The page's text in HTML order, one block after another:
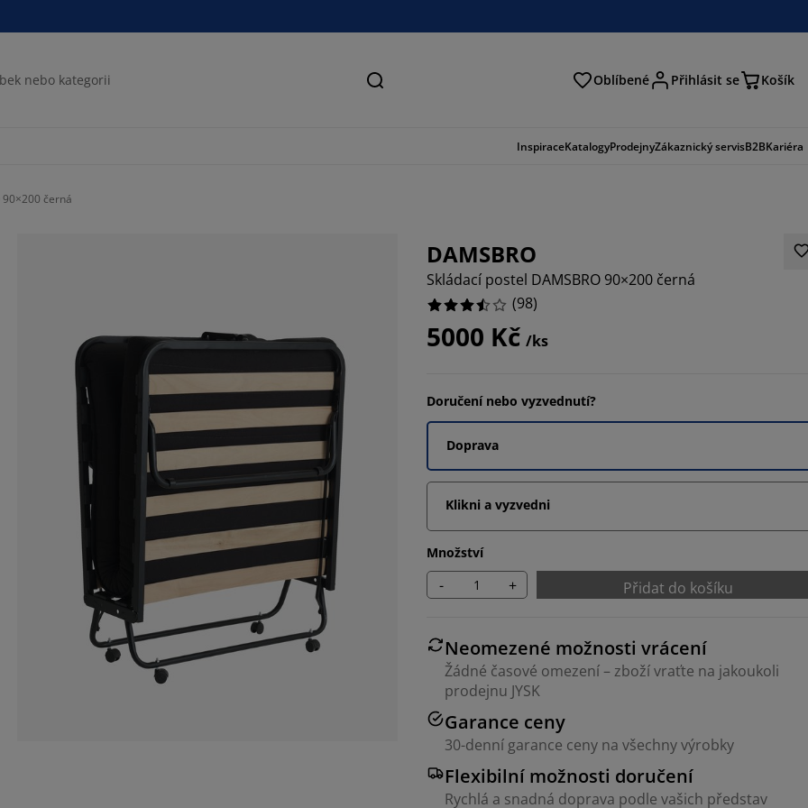
Hledat Oblíbené Přihlásit se Košík
InspiraceKatalogyProdejnyZákaznický servisB2BKariéra
90×200 černá
DAMSBRO
Skládací postel DAMSBRO 90×200 černá
(98)
5000 Kč /ks
Doručení nebo vyzvednutí?
Doprava
Klikni a vyzvedni
Množství
- + Přidat do košíku
Neomezené možnosti vrácení
Žádné časové omezení – zboží vraťte na jakoukoli
prodejnu JYSK
Garance ceny
30-denní garance ceny na všechny výrobky
Flexibilní možnosti doručení
Rychlá a snadná doprava podle vašich představ
11.224489795918368%
5.1020408163265305%
5.1020408163265305%
28.57142857142857%